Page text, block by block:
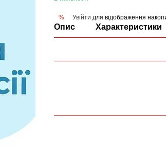
% Увійти для відображення
Опис Характеристики